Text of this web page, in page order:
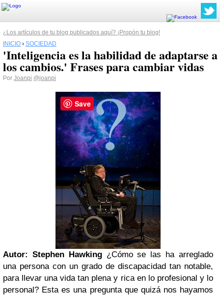
¿Los artículos de tu blog publicados aquí? ¡Propón tu blog!
INICIO › SOCIEDAD
'Inteligencia es la habilidad de adaptarse a
los cambios.' Frases para cambiar vidas
Por Joanpi @joanpi
Autor: Stephen Hawking ¿Cómo se las ha arreglado
una persona con un grado de discapacidad tan notable,
para llevar una vida tan plena y rica en lo profesional y lo
personal? Esta es una pregunta que quizá nos hayamos
Save